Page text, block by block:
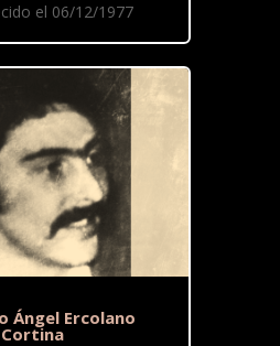
el 06/12/1977
Ángel Ercolano
Cortina